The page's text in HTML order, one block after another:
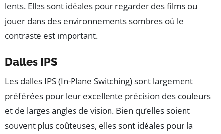
lents. Elles sont idéales pour regarder des films ou
jouer dans des environnements sombres où le
contraste est important.
Dalles IPS
Les dalles IPS (In-Plane Switching) sont largement
préférées pour leur excellente précision des couleurs
et de larges angles de vision. Bien qu’elles soient
souvent plus coûteuses, elles sont idéales pour la